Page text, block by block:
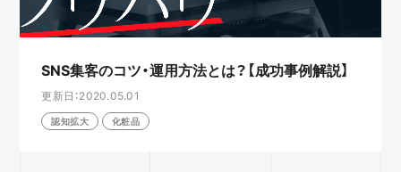
SNS集客のコツ・運用方法とは？【成功事例解説】
更新日：2020.05.01
認知拡大 化粧品